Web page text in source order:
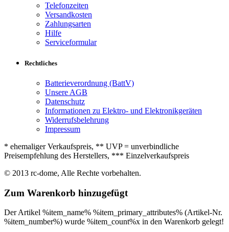
Telefonzeiten
Versandkosten
Zahlungsarten
Hilfe
Serviceformular
Rechtliches
Batterieverordnung (BattV)
Unsere AGB
Datenschutz
Informationen zu Elektro- und Elektronikgeräten
Widerrufsbelehrung
Impressum
* ehemaliger Verkaufspreis, ** UVP = unverbindliche
Preisempfehlung des Herstellers, *** Einzelverkaufspreis
© 2013 rc-dome, Alle Rechte vorbehalten.
Zum Warenkorb hinzugefügt
Der Artikel %item_name% %item_primary_attributes% (Artikel-Nr.
%item_number%) wurde %item_count%x in den Warenkorb gelegt!